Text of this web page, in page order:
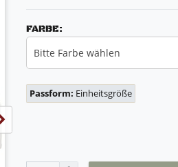
FARBE:
Bitte Farbe wählen
Passform: Einheitsgröße